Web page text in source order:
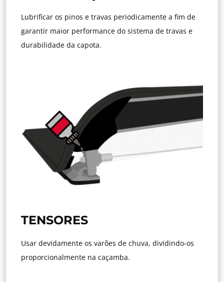
Lubrificar os pinos e travas periodicamente a fim de
garantir maior performance do sistema de travas e
durabilidade da capota.
TENSORES
Usar devidamente os varões de chuva, dividindo-os
proporcionalmente na caçamba.